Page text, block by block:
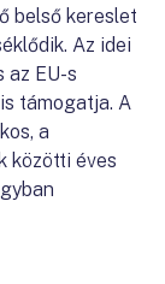
belső kereslet
Az idei
az EU-s
támogatja. A
a
közötti éves